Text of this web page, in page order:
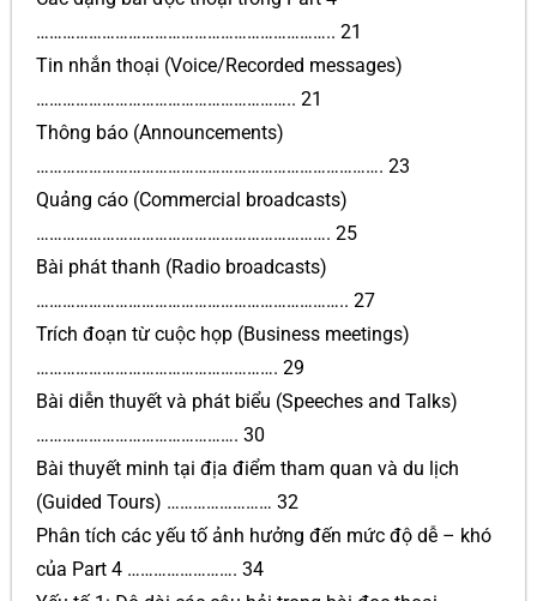
………………………………………………………….. 21
Tin nhắn thoại (Voice/Recorded messages)
………………………………………………….. 21
Thông báo (Announcements)
……………………………………………………………………. 23
Quảng cáo (Commercial broadcasts)
…………………………………………………………. 25
Bài phát thanh (Radio broadcasts)
…………………………………………………………….. 27
Trích đoạn từ cuộc họp (Business meetings)
………………………………………………. 29
Bài diễn thuyết và phát biểu (Speeches and Talks)
………………………………………. 30
Bài thuyết minh tại địa điểm tham quan và du lịch
(Guided Tours) …………………… 32
Phân tích các yếu tố ảnh hưởng đến mức độ dễ – khó
của Part 4 ……………………. 34